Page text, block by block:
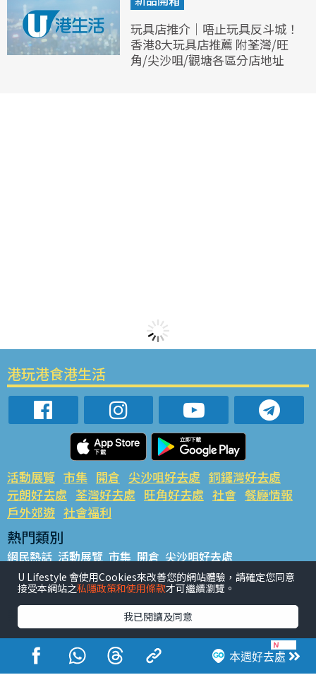
玩具店推介｜唔止玩具反斗城！
香港8大玩具店推薦 附荃灣/旺
角/尖沙咀/觀塘各區分店地址
本週好去處
港玩港食港生活
活動展覽 市集 開倉 尖沙咀好去處 銅鑼灣好去處
元朗好去處 荃灣好去處 旺角好去處 社會 餐廳情報
戶外郊遊 社會福利
熱門類別
網民熱話 活動展覽 市集 開倉 尖沙咀好去處
銅鑼灣好去處 元朗好去處 荃灣好去處 旺角好去處 社會
餐廳情報 戶外郊遊
熱門標籤
#UGO搵好去處 #人氣活動推介 #美食社群熱話
#親子玩樂好去處
#ULifestyle應用程式
#限時搶
#UJetso禮物放送
#ULifestyle商戶中心 #著數 #網絡熱話
U Lifestyle 會使用Cookies來改善您的網站體驗，請確定您同意
接受本網站之私隱政策和使用條款才可繼續瀏覽。
我已閱讀及同意